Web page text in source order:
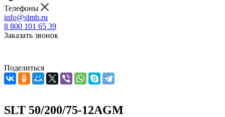
Телефоны
info@slmb.ru
8 800 101 65 39
Заказать звонок
Поделиться
SLT 50/200/75-12AGM